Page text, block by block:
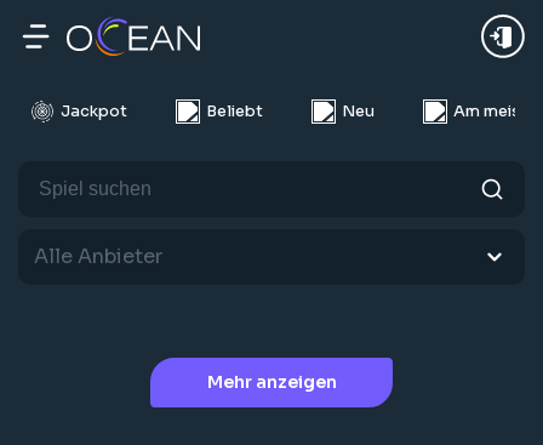
Jackpot Beliebt Neu Am
Alle Anbieter
Mehr anzeigen
24Uhr Die Woche